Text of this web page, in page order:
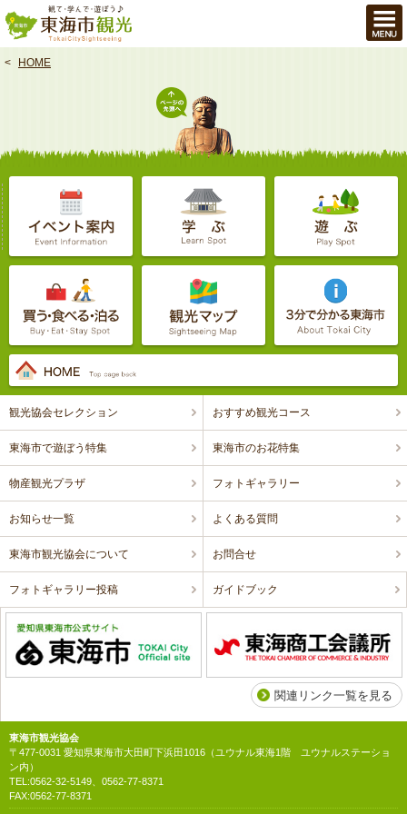
本
文
HOME
観光協会セレクション おすすめ観光コース
東海市で遊ぼう特集 東海市のお花特集
物産観光プラザ フォトギャラリー
お知らせ一覧 よくある質問
東海市観光協会について お問合せ
フォトギャラリー投稿 ガイドブック
関連リンク一覧を見る
東海市観光協会
〒477-0031 愛知県東海市大田町下浜田1016（ユウナル東海1階 ユウナルステーショ
ン内）
TEL:0562-32-5149、0562-77-8371
FAX:0562-77-8371